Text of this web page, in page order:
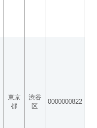
東京
都
渋谷
区
0000000822